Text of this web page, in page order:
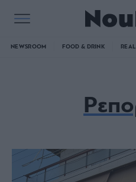
NEWSROOM FOOD & DRINK